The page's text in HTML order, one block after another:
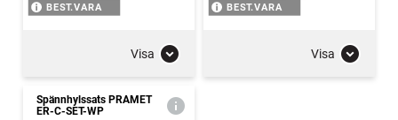
BEST.VARA
Visa
BEST.VARA
Visa
Spännhylssats PRAMET
ER-C-SET-WP